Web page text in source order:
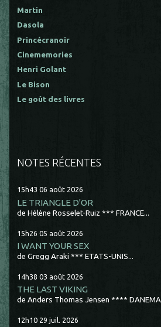
Martin
Dasola
Princécranoir
Cinememories
Henri Golant
Le Bison
Le goût des livres
NOTES RÉCENTES
15h43 06 août 2026
LE TRIANGLE D'OR
de Hélène Rosselet-Ruiz *** FRANCE...
15h26 05 août 2026
I WANT YOUR SEX
de Gregg Araki *** ETATS-UNIS...
14h38 03 août 2026
THE LAST VIKING
de Anders Thomas Jensen ****
12h10 29 juil. 2026